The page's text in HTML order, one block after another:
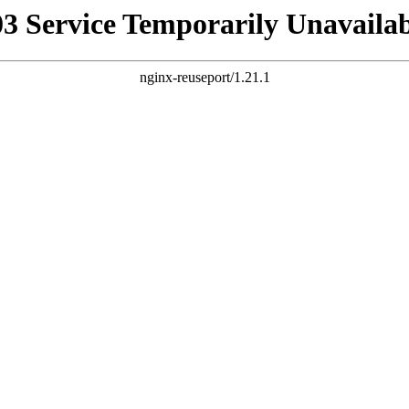
Service Temporarily
nginx-reuseport/1.21.1